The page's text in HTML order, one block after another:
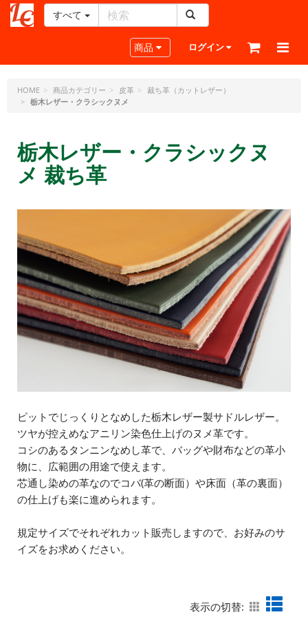
ー
ラ
フ
ッ
ト・
ジ
ー
ー
すべて
Toggle navigation
商品 ログイン
HOME 商品カテゴリー 皮革
裁ち革（カットレザー）
栃木レザー・クラシックヌメ
栃木レザー・クラシックヌ
メ 裁ち革
ピットでじっくりとなめした栃木レザー製サドルレザー。
ツヤが控えめなアニリン染色仕上げのヌメ革です。
コシのあるタンニンなめし革で、バッグや財布などの革小
物に、広範囲の用途で使えます。
芯通し染めの革なのでコバ(革の断面）や床面（革の裏面）
の仕上げも楽に進められます。
規定サイズでそれぞれカット販売しますので、お好みのサ
イズをお求めください。
表示の切替: